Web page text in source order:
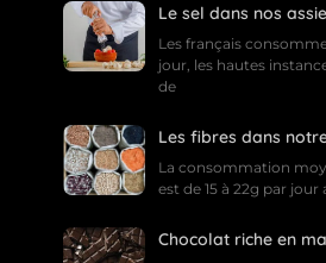
Le sel dans nos
Les français
jour, les hautes
de
Les fibres dans
La consommation
est de 15 à 22g par jour
Chocolat riche en